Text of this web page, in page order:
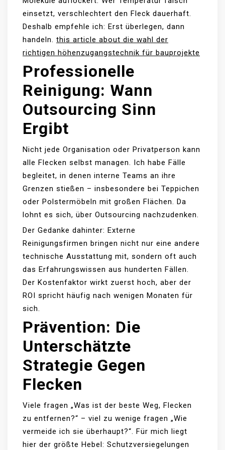
einsetzt, verschlechtert den Fleck dauerhaft.
Deshalb empfehle ich: Erst überlegen, dann
handeln. this article about die wahl der
richtigen höhenzugangstechnik für bauprojekte
Professionelle
Reinigung: Wann
Outsourcing Sinn
Ergibt
Nicht jede Organisation oder Privatperson kann
alle Flecken selbst managen. Ich habe Fälle
begleitet, in denen interne Teams an ihre
Grenzen stießen – insbesondere bei Teppichen
oder Polstermöbeln mit großen Flächen. Da
lohnt es sich, über Outsourcing nachzudenken.
Der Gedanke dahinter: Externe
Reinigungsfirmen bringen nicht nur eine andere
technische Ausstattung mit, sondern oft auch
das Erfahrungswissen aus hunderten Fällen.
Der Kostenfaktor wirkt zuerst hoch, aber der
ROI spricht häufig nach wenigen Monaten für
sich.
Prävention: Die
Unterschätzte
Strategie Gegen
Flecken
Viele fragen „Was ist der beste Weg, Flecken
zu entfernen?“ – viel zu wenige fragen „Wie
vermeide ich sie überhaupt?“. Für mich liegt
hier der größte Hebel: Schutzversiegelungen